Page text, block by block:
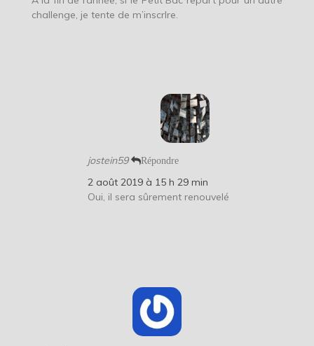
challenge, je tente de m’inscrIre.
jostein59 Répondre
2 août 2019 à 15 h 29 min
Oui, il sera sûrement renouvelé